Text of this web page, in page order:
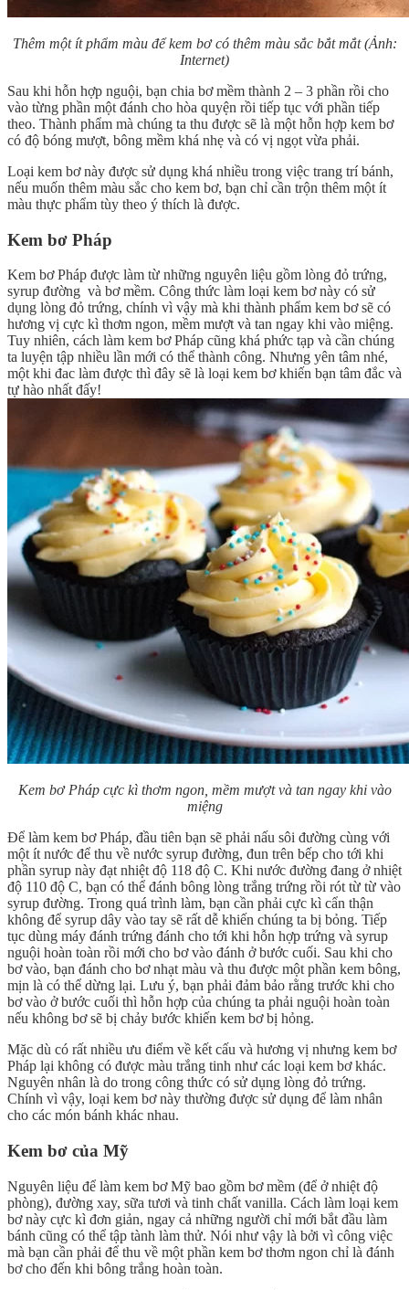
Thêm một ít phẩm màu để kem bơ có thêm màu sắc bắt mắt (Ảnh:
Internet)
Sau khi hỗn hợp nguội, bạn chia bơ mềm thành 2 – 3 phần rồi cho
vào từng phần một đánh cho hòa quyện rồi tiếp tục với phần tiếp
theo. Thành phẩm mà chúng ta thu được sẽ là một hỗn hợp kem bơ
có độ bóng mượt, bông mềm khá nhẹ và có vị ngọt vừa phải.
Loại kem bơ này được sử dụng khá nhiều trong việc trang trí bánh,
nếu muốn thêm màu sắc cho kem bơ, bạn chỉ cần trộn thêm một ít
màu thực phẩm tùy theo ý thích là được.
Kem bơ Pháp
Kem bơ Pháp được làm từ những nguyên liệu gồm lòng đỏ trứng,
syrup đường và bơ mềm. Công thức làm loại kem bơ này có sử
dụng lòng đỏ trứng, chính vì vậy mà khi thành phẩm kem bơ sẽ có
hương vị cực kì thơm ngon, mềm mượt và tan ngay khi vào miệng.
Tuy nhiên, cách làm kem bơ Pháp cũng khá phức tạp và cần chúng
ta luyện tập nhiều lần mới có thể thành công. Nhưng yên tâm nhé,
một khi đac làm được thì đây sẽ là loại kem bơ khiến bạn tâm đắc và
tự hào nhất đấy!
Kem bơ Pháp cực kì thơm ngon, mềm mượt và tan ngay khi vào
miệng
Để làm kem bơ Pháp, đầu tiên bạn sẽ phải nấu sôi đường cùng với
một ít nước để thu về nước syrup đường, đun trên bếp cho tới khi
phần syrup này đạt nhiệt độ 118 độ C. Khi nước đường đang ở nhiệt
độ 110 độ C, bạn có thể đánh bông lòng trắng trứng rồi rót từ từ vào
syrup đường. Trong quá trình làm, bạn cần phải cực kì cẩn thận
không để syrup dây vào tay sẽ rất dễ khiến chúng ta bị bỏng. Tiếp
tục dùng máy đánh trứng đánh cho tới khi hỗn hợp trứng và syrup
nguội hoàn toàn rồi mới cho bơ vào đánh ở bước cuối. Sau khi cho
bơ vào, bạn đánh cho bơ nhạt màu và thu được một phần kem bông,
mịn là có thể dừng lại. Lưu ý, bạn phải đảm bảo rằng trước khi cho
bơ vào ở bước cuối thì hỗn hợp của chúng ta phải nguội hoàn toàn
nếu không bơ sẽ bị chảy bước khiến kem bơ bị hỏng.
Mặc dù có rất nhiều ưu điểm về kết cấu và hương vị nhưng kem bơ
Pháp lại không có được màu trắng tinh như các loại kem bơ khác.
Nguyên nhân là do trong công thức có sử dụng lòng đỏ trứng.
Chính vì vậy, loại kem bơ này thường được sử dụng để làm nhân
cho các món bánh khác nhau.
Kem bơ của Mỹ
Nguyên liệu để làm kem bơ Mỹ bao gồm bơ mềm (để ở nhiệt độ
phòng), đường xay, sữa tươi và tinh chất vanilla. Cách làm loại kem
bơ này cực kì đơn giản, ngay cả những người chỉ mới bắt đầu làm
bánh cũng có thể tập tành làm thử. Nói như vậy là bởi vì công việc
mà bạn cần phải để thu về một phần kem bơ thơm ngon chỉ là đánh
bơ cho đến khi bông trắng hoàn toàn.